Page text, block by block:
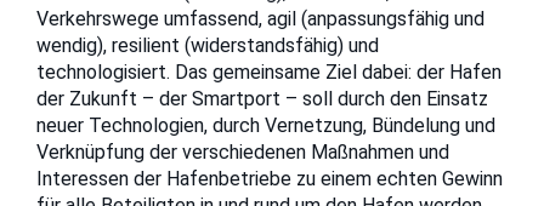
Verkehrswege umfassend, agil (anpassungsfähig und
wendig), resilient (widerstandsfähig) und
technologisiert. Das gemeinsame Ziel dabei: der Hafen
der Zukunft – der Smartport – soll durch den Einsatz
neuer Technologien, durch Vernetzung, Bündelung und
Verknüpfung der verschiedenen Maßnahmen und
Interessen der Hafenbetriebe zu einem echten Gewinn